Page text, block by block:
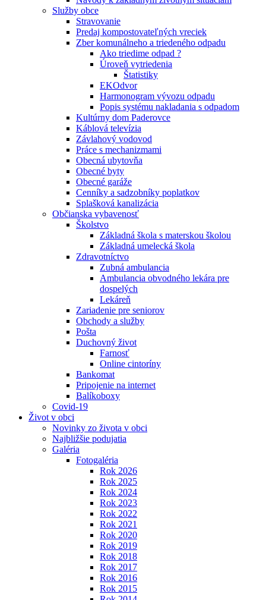
Služby obce
Stravovanie
Predaj kompostovateľných vreciek
Zber komunálneho a triedeného odpadu
Ako triedime odpad ?
Úroveň vytriedenia
Štatistiky
EKOdvor
Harmonogram vývozu odpadu
Popis systému nakladania s odpadom
Kultúrny dom Paderovce
Káblová televízia
Závlahový vodovod
Práce s mechanizmami
Obecná ubytovňa
Obecné byty
Obecné garáže
Cenníky a sadzobníky poplatkov
Splašková kanalizácia
Občianska vybavenosť
Školstvo
Základná škola s materskou školou
Základná umelecká škola
Zdravotníctvo
Zubná ambulancia
Ambulancia obvodného lekára pre
dospelých
Lekáreň
Zariadenie pre seniorov
Obchody a služby
Pošta
Duchovný život
Farnosť
Online cintoríny
Bankomat
Pripojenie na internet
Balíkoboxy
Covid-19
Život v obci
Novinky zo života v obci
Najbližšie podujatia
Galéria
Fotogaléria
Rok 2026
Rok 2025
Rok 2024
Rok 2023
Rok 2022
Rok 2021
Rok 2020
Rok 2019
Rok 2018
Rok 2017
Rok 2016
Rok 2015